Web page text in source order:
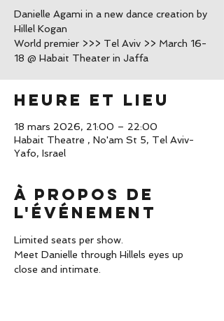
Danielle Agami in a new dance creation by
Hillel Kogan
World premier >>> Tel Aviv >> March 16-
18 @ Habait Theater in Jaffa
Heure et lieu
18 mars 2026, 21:00 – 22:00
Habait Theatre , No'am St 5, Tel Aviv-
Yafo, Israel
À propos de
l'événement
Limited seats per show.
Meet Danielle through Hillels eyes up
close and intimate.